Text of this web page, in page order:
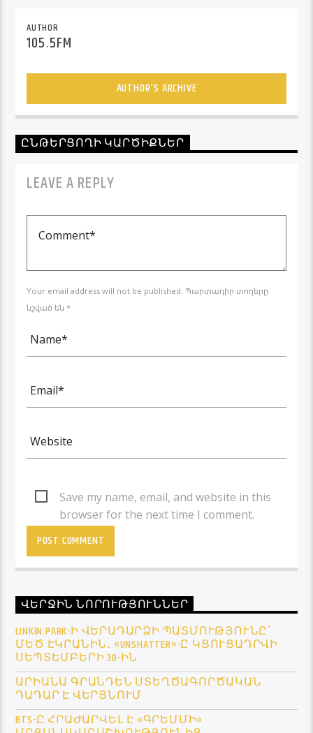
AUTHOR
105.5FM
AUTHOR'S ARCHIVE
ԸՆԹԵՐՑՈՂԻ ԿԱՐԾԻՔՆԵՐ
LEAVE A REPLY
Your email address will not be published. Պարտադիր տողերը
նշված են *
Save my name, email, and website in this
browser for the next time I comment.
ՎԵՐՋԻՆ ՆՈՐՈՒԹՅՈՒՆՆԵՐ
LINKIN PARK-Ի ՎԵՐԱԴԱՐՁԻ ՊԱՏՄՈՒԹՅՈՒՆԸ՝
ՄԵԾ ԷԿՐԱՆԻՆ․ «UNSHATTER»-Ը ԿՑՈՒՑԱԴՐՎԻ
ՍԵՊՏԵՄԲԵՐԻ 30-ԻՆ
ԱՐԻԱՆԱ ԳՐԱՆԴԵՆ ՍՏԵՂԾԱԳՈՐԾԱԿԱՆ
ԴԱԴԱՐ Է ՎԵՐՑՆՈՒՄ
BTS-Ը ՀՐԱԺԱՐՎԵԼ Է «ԳՐԵՄՄԻ»